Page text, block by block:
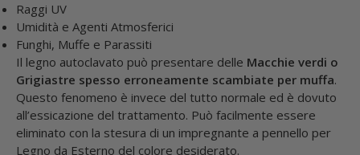
Raggi UV
Umidità e Agenti Atmosferici
Funghi, Muffe e Parassiti
Il legno autoclavato può presentare delle Macchie verdi o
Grigiastre spesso erroneamente scambiate per muffa.
Questo fenomeno è invece del tutto normale ed è dovuto
all’essicazione del trattamento. Può facilmente essere
eliminato con la stesura di un impregnante a pennello per
Legno da Esterno del colore desiderato.